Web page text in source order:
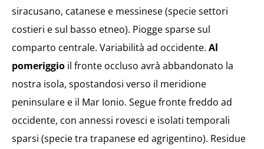
siracusano, catanese e messinese (specie settori
costieri e sul basso etneo). Piogge sparse sul
comparto centrale. Variabilità ad occidente. Al
pomeriggio il fronte occluso avrà abbandonato la
nostra isola, spostandosi verso il meridione
peninsulare e il Mar Ionio. Segue fronte freddo ad
occidente, con annessi rovesci e isolati temporali
sparsi (specie tra trapanese ed agrigentino). Residue